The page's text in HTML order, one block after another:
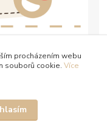
procházením webu
souborů cookie. Více